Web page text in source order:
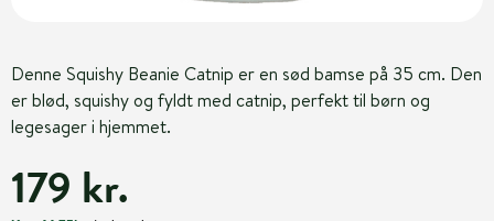
Denne Squishy Beanie Catnip er en sød bamse på 35 cm. Den
er blød, squishy og fyldt med catnip, perfekt til børn og
legesager i hjemmet.
179 kr.